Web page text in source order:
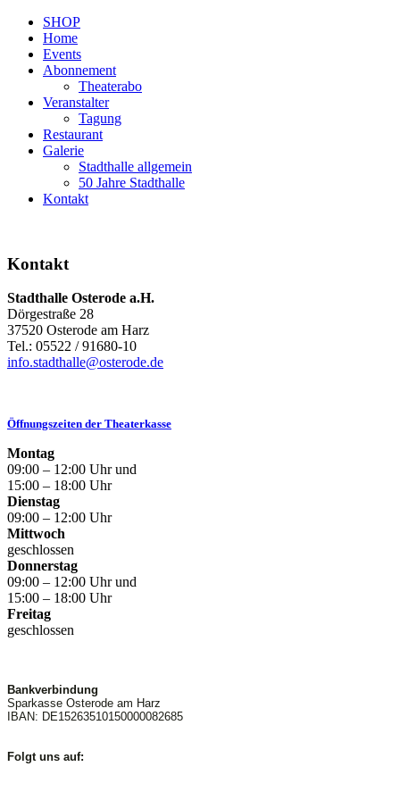
SHOP
Home
Events
Abonnement
Theaterabo
Veranstalter
Tagung
Restaurant
Galerie
Stadthalle allgemein
50 Jahre Stadthalle
Kontakt
Kontakt
Stadthalle Osterode a.H.
Dörgestraße 28
37520 Osterode am Harz
Tel.: 05522 / 91680-10
info.stadthalle@osterode.de
Öffnungszeiten der Theaterkasse
Montag
09:00 – 12:00 Uhr und
15:00 – 18:00 Uhr
Dienstag
09:00 – 12:00 Uhr
Mittwoch
geschlossen
Donnerstag
09:00 – 12:00 Uhr und
15:00 – 18:00 Uhr
Freitag
geschlossen
Bankverbindung
Sparkasse Osterode am Harz
IBAN: DE15263510150000082685
Folgt uns auf: